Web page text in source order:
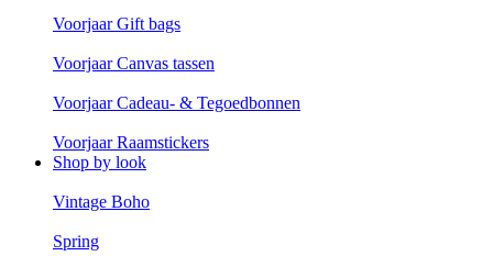
Voorjaar Gift bags
Voorjaar Canvas tassen
Voorjaar Cadeau- & Tegoedbonnen
Voorjaar Raamstickers
Shop by look
Vintage Boho
Spring